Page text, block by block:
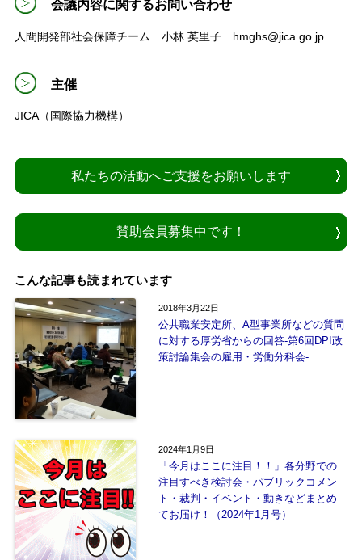
会議内容に関するお問い合わせ
人間開発部社会保障チーム 小林 英里子 hmghs@jica.go.jp
主催
JICA（国際協力機構）
私たちの活動へご支援をお願いします
賛助会員募集中です！
こんな記事も読まれています
2018年3月22日
公共職業安定所、A型事業所などの質問
に対する厚労省からの回答‐第6回DPI政
策討論集会の雇用・労働分科会-
2024年1月9日
「今月はここに注目！！」各分野での
注目すべき検討会・パブリックコメン
ト・裁判・イベント・動きなどまとめ
てお届け！（2024年1月号）